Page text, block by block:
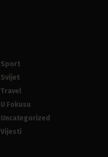
Sport
Svijet
Travel
U Fokusu
Uncategorized
Vijesti